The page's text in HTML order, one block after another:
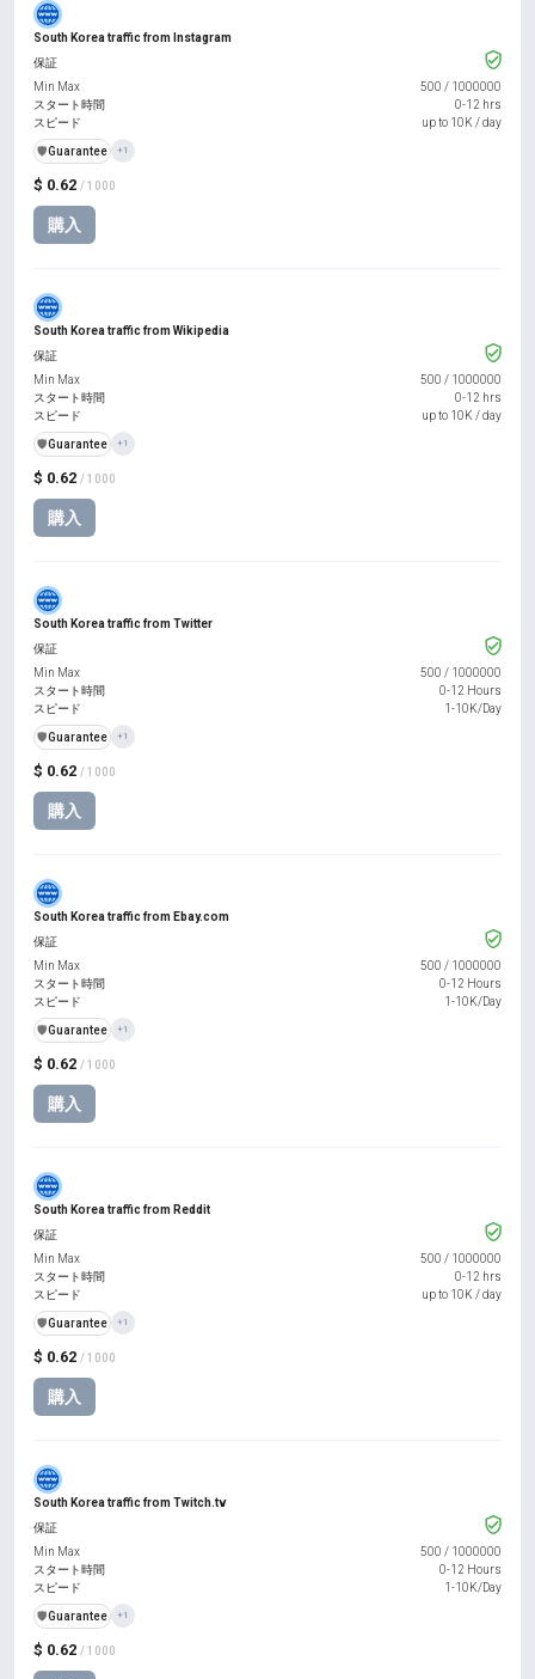
South Korea traffic from Instagram
$ 0.62 / 1000
購入
保証
Min Max
500 / 1000000
スタート時間
0-12 hrs
スピード
up to 10K / day
️🛡️Guarantee +1
South Korea traffic from Wikipedia
$ 0.62 / 1000
購入
保証
Min Max
500 / 1000000
スタート時間
0-12 hrs
スピード
up to 10K / day
️🛡️Guarantee +1
South Korea traffic from Twitter
$ 0.62 / 1000
購入
保証
Min Max
500 / 1000000
スタート時間
0-12 Hours
スピード
1-10K/Day
️🛡️Guarantee +1
South Korea traffic from Ebay.com
$ 0.62 / 1000
購入
保証
Min Max
500 / 1000000
スタート時間
0-12 Hours
スピード
1-10K/Day
️🛡️Guarantee +1
South Korea traffic from Reddit
$ 0.62 / 1000
購入
保証
Min Max
500 / 1000000
スタート時間
0-12 hrs
スピード
up to 10K / day
️🛡️Guarantee +1
South Korea traffic from Twitch.tv
$ 0.62 / 1000
保証
Min Max
500 / 1000000
スタート時間
0-12 Hours
スピード
1-10K/Day
️🛡️Guarantee +1